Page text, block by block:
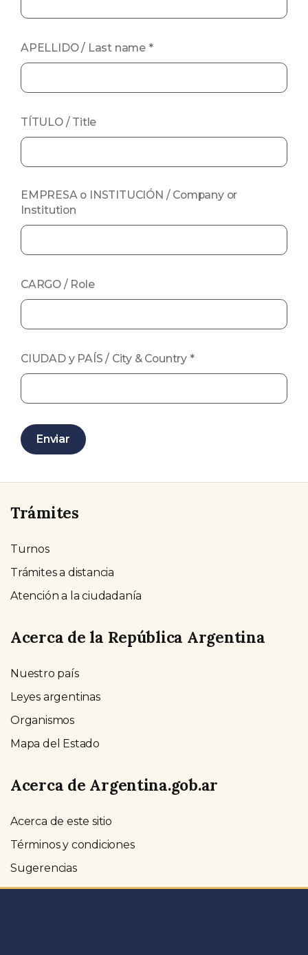
APELLIDO / Last name *
TÍTULO / Title
EMPRESA o INSTITUCIÓN / Company or
Institution
CARGO / Role
CIUDAD y PAÍS / City & Country *
Enviar
Trámites
Turnos
Trámites a distancia
Atención a la ciudadanía
Acerca de la República Argentina
Nuestro país
Leyes argentinas
Organismos
Mapa del Estado
Acerca de Argentina.gob.ar
Acerca de este sitio
Términos y condiciones
Sugerencias